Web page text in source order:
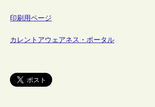
印刷用ページ
カレントアウェアネス・ポータル